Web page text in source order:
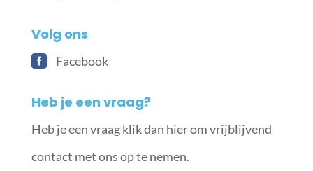
Volg ons
Facebook
Heb je een vraag?
Heb je een vraag klik dan hier om vrijblijvend
contact met ons op te nemen.